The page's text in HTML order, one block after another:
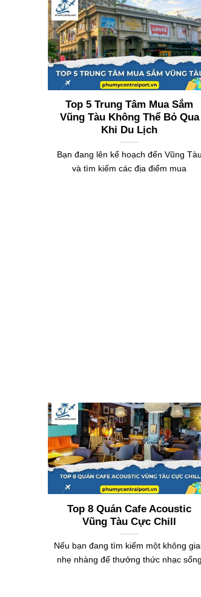
Top 5 Trung Tâm Mua Sắm
Vũng Tàu Không Thể Bỏ Qua
Khi Du Lịch
Bạn đang lên kế hoạch đến Vũng Tàu
và tìm kiếm các địa điểm mua
Top 8 Quán Cafe Acoustic
Vũng Tàu Cực Chill
Nếu bạn đang tìm kiếm một không
nhẹ nhàng để thưởng thức nhạc sống